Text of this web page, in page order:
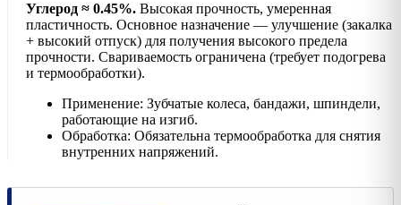
Углерод ≈ 0.45%. Высокая прочность, умеренная
пластичность. Основное назначение — улучшение (закалка
+ высокий отпуск) для получения высокого предела
прочности. Свариваемость ограничена (требует подогрева
и термообработки).
Применение: Зубчатые колеса, бандажи, шпиндели,
работающие на изгиб.
Обработка: Обязательна термообработка для снятия
внутренних напряжений.